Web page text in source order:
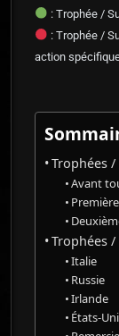
: Trophée /
: Trophée /
action
Trophées
Avant
Trophées
Italie
Russie
Irlande
États-